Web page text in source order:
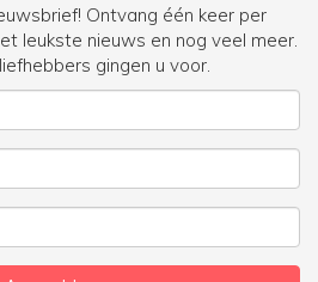
Ontvang één keer per
leukste nieuws en nog veel meer.
gingen u voor.